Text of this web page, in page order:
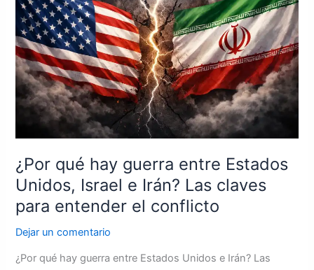
¿Por qué hay guerra entre Estados
Unidos, Israel e Irán? Las claves
para entender el conflicto
Dejar un comentario
¿Por qué hay guerra entre Estados Unidos e Irán? Las
guerra
entre
Estados
Unidos,
Israel
Irán?
claves
para
entender
el
conflicto